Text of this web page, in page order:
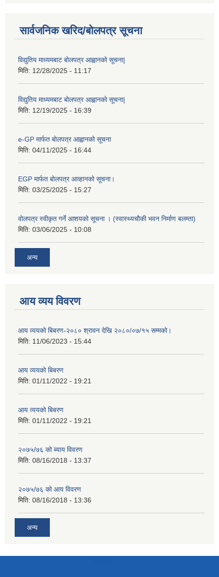
सार्वजनिक खरिद/बोलपत्र सूचना
विद्युतिय माध्यमबाट बोलपत्र आह्वानको सूचना|
मिति: 12/28/2025 - 11:17
विद्युतिय माध्यमबाट बोलपत्र आह्वानको सूचना|
मिति: 12/19/2025 - 16:39
e-GP मार्फत बोलपत्र आह्वानको सूचना
मिति: 04/11/2025 - 16:44
EGP मार्फत बोलपत्र आव्हानको सूचना।
मिति: 03/25/2025 - 15:27
वोलपत्र स्वीकृत गर्ने आशयको सूचना । (स्वास्थ्यचौकी भवन निर्माण बलम्ता)
मिति: 03/06/2025 - 10:08
अन्य
आय व्यय विवरण
आय व्ययको बिबरण-२०८० श्रावन देखि २०८०/०७/१५ सम्मको।
मिति: 11/06/2023 - 15:44
आय व्ययको बिबरण
मिति: 01/11/2022 - 19:21
आय व्ययको बिबरण
मिति: 01/11/2022 - 19:21
२०७५/७६ को ब्याय विवरण
मिति: 08/16/2018 - 13:37
२०७५/७६ को आय विवरण
मिति: 08/16/2018 - 13:36
अन्य